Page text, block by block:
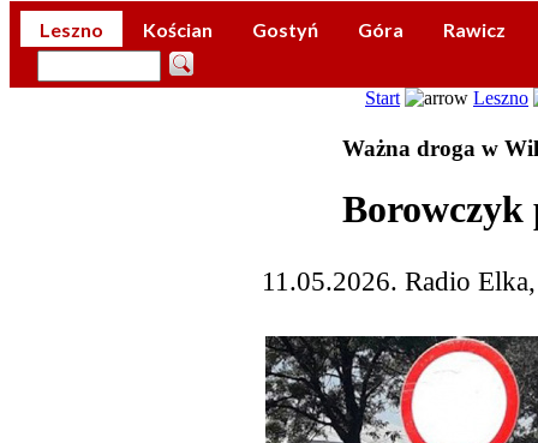
Leszno Kościan Gostyń Góra Rawicz
Start Leszno
Ważna droga w
Borowczyk
11.05.2026. Radio